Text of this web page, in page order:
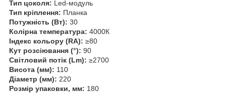
Тип цоколя: Led-модуль
Тип кріплення: Планка
Потужність (Вт): 30
Колірна температура: 4000К
Індекс кольору (RA): ≥80
Кут розсіювання (°): 90
Світловий потік (Lm): ≥2700
Висота (мм): 110
Діаметр (мм): 220
Розмір упаковки, мм: 180